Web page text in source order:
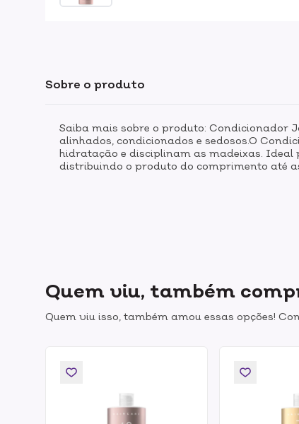
Sobre o produto
Saiba mais sobre o produto: Condicionador
alinhados, condicionados e sedosos.O
hidratação e disciplinam as madeixas. Ideal
distribuindo o produto do comprimento até
Quem viu, também
Quem viu isso, também amou essas opções!